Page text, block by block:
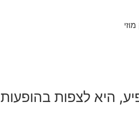
היא לצפות בהופעות